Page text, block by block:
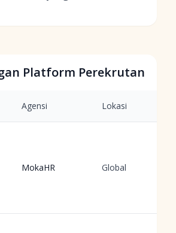
Platform Perekrutan
Agensi Lokasi
MokaHR Global